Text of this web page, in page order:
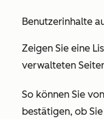
Benutzerinhalte
Zeigen Sie eine
verwalteten
So können Sie
bestätigen, ob